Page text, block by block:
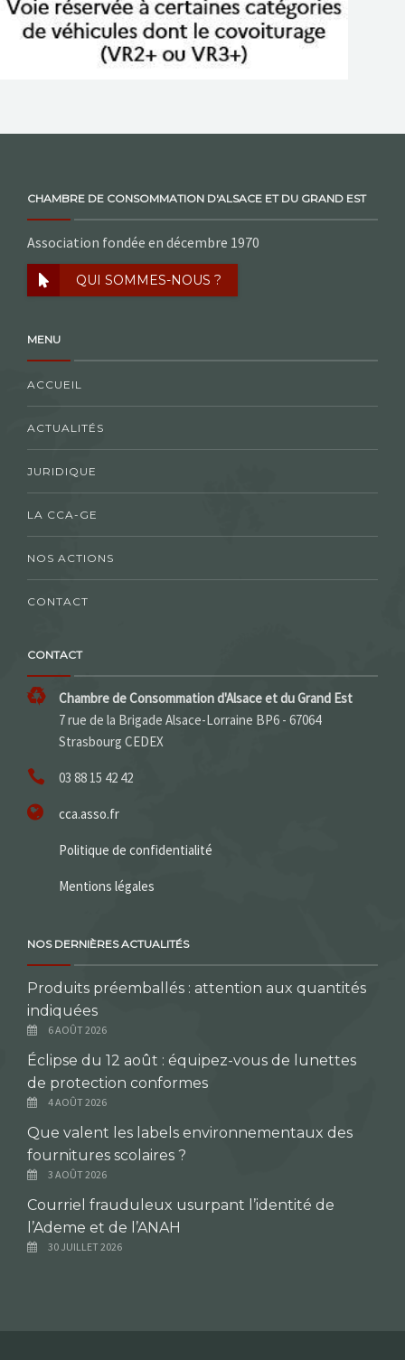
CHAMBRE DE CONSOMMATION D'ALSACE ET DU GRAND EST
Association fondée en décembre 1970
QUI SOMMES-NOUS ?
MENU
ACCUEIL
ACTUALITÉS
JURIDIQUE
LA CCA-GE
NOS ACTIONS
CONTACT
CONTACT
Chambre de Consommation d'Alsace et du Grand Est
7 rue de la Brigade Alsace-Lorraine BP6 - 67064
Strasbourg CEDEX
03 88 15 42 42
cca.asso.fr
Politique de confidentialité
Mentions légales
NOS DERNIÈRES ACTUALITÉS
Produits préemballés : attention aux quantités
indiquées
6 AOÛT 2026
Éclipse du 12 août : équipez-vous de lunettes
de protection conformes
4 AOÛT 2026
Que valent les labels environnementaux des
fournitures scolaires ?
3 AOÛT 2026
Courriel frauduleux usurpant l’identité de
l’Ademe et de l’ANAH
30 JUILLET 2026